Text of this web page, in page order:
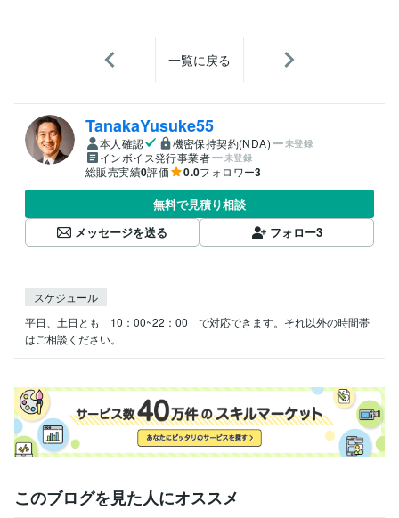
一覧に戻る
TanakaYusuke55
本人確認 機密保持契約(NDA) 未登録
インボイス発行事業者 未登録
総販売実績0評価 0.0フォロワー3
無料で見積り相談
メッセージを送る
フォロー3
スケジュール
平日、土日とも　10：00~22：00　で対応できます。それ以外の時間帯
はご相談ください。
このブログを見た人にオススメ